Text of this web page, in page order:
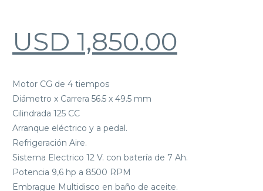
USD 1,850.00
Motor CG de 4 tiempos
Diámetro x Carrera 56.5 x 49.5 mm
Cilindrada 125 CC
Arranque eléctrico y a pedal.
Refrigeración Aire.
Sistema Electrico 12 V. con batería de 7 Ah.
Potencia 9,6 hp a 8500 RPM
Embrague Multidisco en baño de aceite.